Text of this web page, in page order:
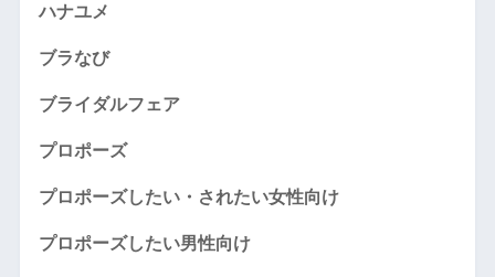
ハナユメ
ブラなび
ブライダルフェア
プロポーズ
プロポーズしたい・されたい女性向け
プロポーズしたい男性向け